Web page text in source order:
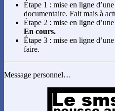
Étape 1 : mise en ligne d’une
documentaire. Fait mais à
Étape 2 : mise en ligne
En cours.
Étape 3 : mise en ligne
faire.
Message personnel…